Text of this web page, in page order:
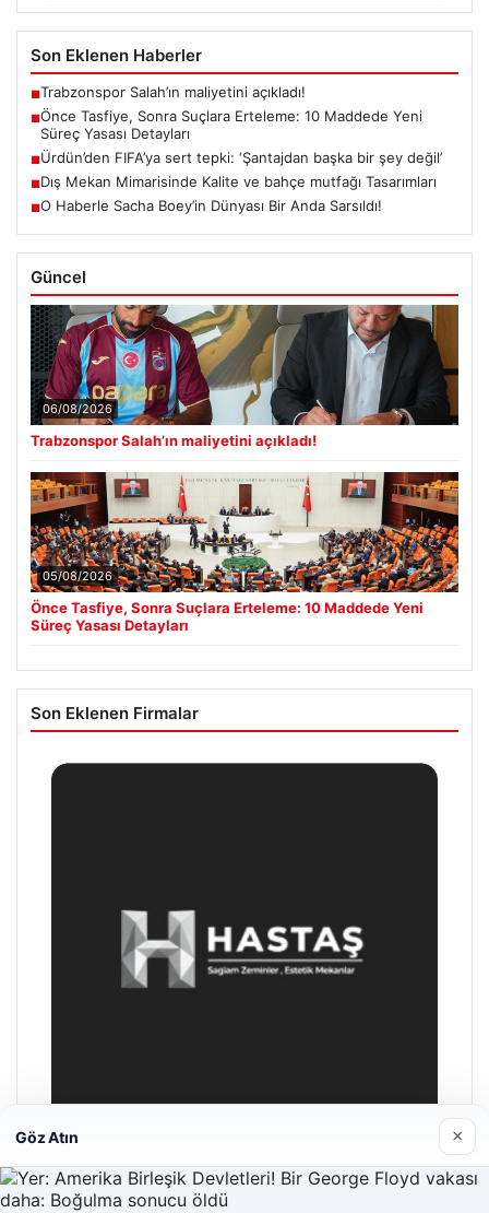
Son Eklenen Haberler
■Trabzonspor Salah’ın maliyetini açıkladı!
■Önce Tasfiye, Sonra Suçlara Erteleme: 10 Maddede Yeni
Süreç Yasası Detayları
■Ürdün’den FIFA’ya sert tepki: ‘Şantajdan başka bir şey değil’
■Dış Mekan Mimarisinde Kalite ve bahçe mutfağı Tasarımları
■O Haberle Sacha Boey’in Dünyası Bir Anda Sarsıldı!
Güncel
06/08/2026
Trabzonspor Salah’ın maliyetini açıkladı!
05/08/2026
Önce Tasfiye, Sonra Suçlara Erteleme: 10 Maddede Yeni
Süreç Yasası Detayları
Son Eklenen Firmalar
Enes Kaplan Avukatlık Bürosu
Göz Atın ×